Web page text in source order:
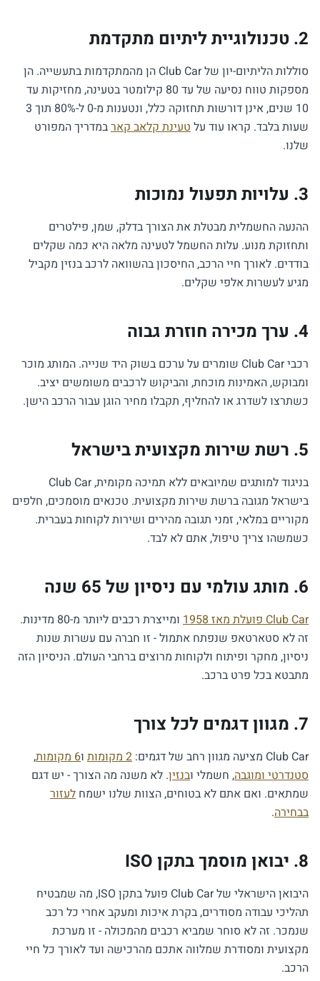
2. טכנולוגיית ליתיום מתקדמת
סוללות הליתיום-יון של Club Car הן מהמתקדמות בתעשייה. הן
מספקות טווח נסיעה של עד 80 קילומטר בטעינה, מחזיקות עד
10 שנים, אינן דורשות תחזוקה כלל, ונטענות מ-0 ל-80% תוך 3
שעות בלבד. קראו עוד עלטעינת קלאב קארבמדריך המפורט
שלנו.
3. עלויות תפעול נמוכות
ההנעה החשמלית מבטלת את הצורך בדלק, שמן, פילטרים
ותחזוקת מנוע. עלות החשמל לטעינה מלאה היא כמה שקלים
בודדים. לאורך חיי הרכב, החיסכון בהשוואה לרכב בנזין מקביל
מגיע לעשרות אלפי שקלים.
4. ערך מכירה חוזרת גבוה
רכבי Club Car שומרים על ערכם בשוק היד שנייה. המותג מוכר
ומבוקש, האמינות מוכחת, והביקוש לרכבים משומשים יציב.
כשתרצו לשדרג או להחליף, תקבלו מחיר הוגן עבור הרכב הישן.
5. רשת שירות מקצועית בישראל
בניגוד למותגים שמיובאים ללא תמיכה מקומית, Club Car
בישראל מגובה ברשת שירות מקצועית. טכנאים מוסמכים, חלפים
מקוריים במלאי, זמני תגובה מהירים ושירות לקוחות בעברית.
כשמשהו צריך טיפול, אתם לא לבד.
6. מותג עולמי עם ניסיון של 65 שנה
Club Car פועלת מאז 1958
ומייצרת רכבים ליותר מ-80 מדינות.
זה לא סטארטאפ שנפתח אתמול - זו חברה עם עשרות שנות
ניסיון, מחקר ופיתוח ולקוחות מרוצים ברחבי העולם. הניסיון הזה
מתבטא בכל פרט ברכב.
7. מגוון דגמים לכל צורך
Club Car מציעה מגוון רחב של דגמים: 2 מקומות ו6 מקומות
,
סטנדרטי ומוגבה, חשמלי ובנזין. לא משנה מה הצורך - יש דגם
שמתאים. ואם אתם לא בטוחים, הצוות שלנו ישמח לעזור
בבחירה.
8. יבואן מוסמך בתקן ISO
היבואן הישראלי של Club Car פועל בתקן ISO, מה שמבטיח
תהליכי עבודה מסודרים, בקרת איכות ומעקב אחרי כל רכב
שנמכר. זה לא סוחר שמביא רכבים מהמכולה - זו מערכת
מקצועית ומסודרת שמלווה אתכם מהרכישה ועד לאורך כל חיי
הרכב.